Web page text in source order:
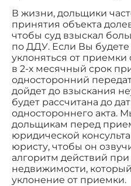
В жизни, дольщики
принятия объекта
чтобы суд взыскал
по ДДУ. Если Вы
уклоняться от приемки
в 2-х месячный срок
односторонний
дойдет до взыскания
будет рассчитана до
одностороннего акта.
дольщикам перед
юридической
юристу, чтобы он
алгоритм действий
недвижимости, который
уклонение от приемки.